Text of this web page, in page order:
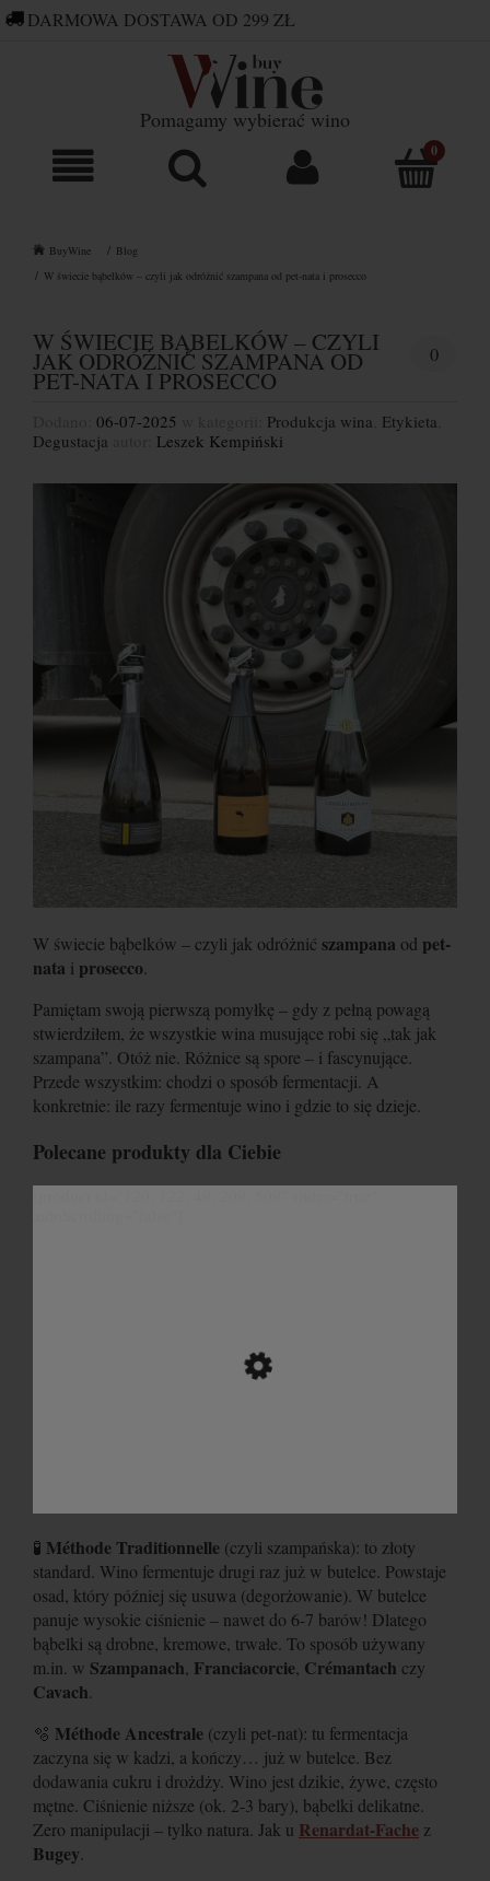
Pomagamy wybierać wino
BuyWine
Blog
W świecie bąbelków – czyli jak odróżnić szampana od pet-nata i prosecco
DARMOWA DOSTAWA OD 299 ZŁ
SKLEP@BUYWINE.PL
W ŚWIECIE BĄBELKÓW – CZYLI
JAK ODRÓŻNIĆ SZAMPANA OD
PET-NATA I PROSECCO
0
06-07-2025 Produkcja wina Etykieta
Degustacja
Leszek Kempiński
W świecie bąbelków – czyli jak odróżnić szampana od pet-
nata i prosecco
Pamiętam swoją pierwszą pomyłkę – gdy z pełną powagą
stwierdziłem, że wszystkie wina musujące robi się „tak jak
szampana”. Otóż nie. Różnice są spore – i fascynujące.
Przede wszystkim: chodzi o sposób fermentacji. A
konkretnie: ile razy fermentuje wino i gdzie to się dzieje.
Polecane produkty dla Ciebie
🧪 Méthode Traditionnelle (czyli szampańska): to złoty
standard. Wino fermentuje drugi raz już w butelce. Powstaje
osad, który później się usuwa (degorżowanie). W butelce
panuje wysokie ciśnienie – nawet do 6-7 barów! Dlatego
bąbelki są drobne, kremowe, trwałe. To sposób używany
m.in. w Szampanach Franciacorcie Crémantach czy
Cavach
🫧 Méthode Ancestrale (czyli pet-nat): tu fermentacja
zaczyna się w kadzi, a kończy… już w butelce. Bez
dodawania cukru i drożdży. Wino jest dzikie, żywe, często
mętne. Ciśnienie niższe (ok. 2-3 bary), bąbelki delikatne.
Zero manipulacji – tylko natura. Jak u Renardat-Fache z
Bugey